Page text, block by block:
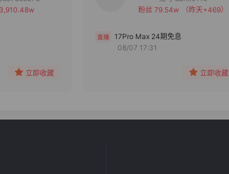
备注
立即收藏
备注
分组
粉丝 79.54w
（昨天+469）
17Pro Max 24期免息
08/07 17:31
立即收藏